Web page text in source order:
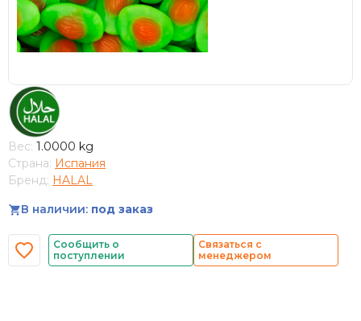
Вес: 1.0000 kg
Страна: Испания
Бренд: HALAL
В наличии: под заказ
Сообщить о
поступлении
Связаться с
менеджером